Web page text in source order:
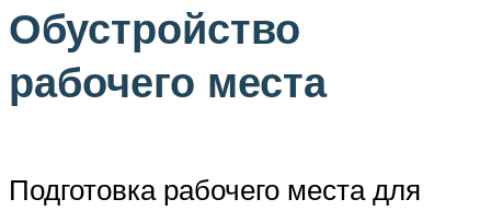
Обустройство
рабочего места
Подготовка рабочего места для